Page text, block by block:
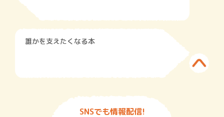
誰かを支えたくなる本
SNSでも情報配信!